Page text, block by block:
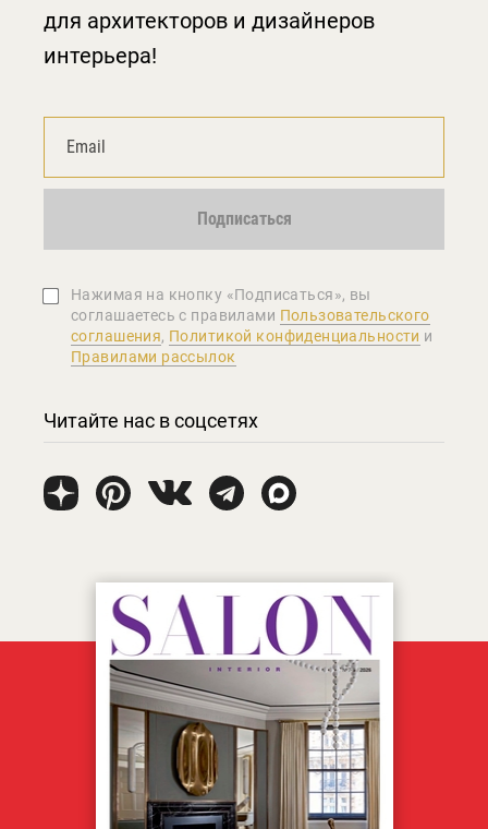
для архитекторов и дизайнеров
интерьера!
Подписаться
Нажимая на кнопку «Подписаться», вы
соглашаетеcь с правилами Пользовательского
соглашения, Политикой конфиденциальности и
Правилами рассылок
Читайте нас в соцсетях